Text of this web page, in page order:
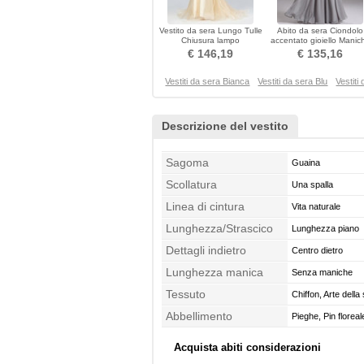
Vestito da sera Lungo Tulle
Chiusura lampo
Sovrapposizione di pizzo
€ 146,19
Abito da sera Ciondolo
accentato gioiello
mezze Spazzola Treno
€ 135,16
Vestiti da sera Bianca Vestiti da sera Blu Vestiti
Descrizione del vestito
Sagoma Guaina
Scollatura Una spalla
Linea di cintura Vita naturale
Lunghezza/Strascico Lunghezza piano
Dettagli indietro Centro dietro
Lunghezza manica Senza maniche
Tessuto Chiffon, Arte della
Abbellimento Pieghe, Pin
Acquista abiti considerazioni